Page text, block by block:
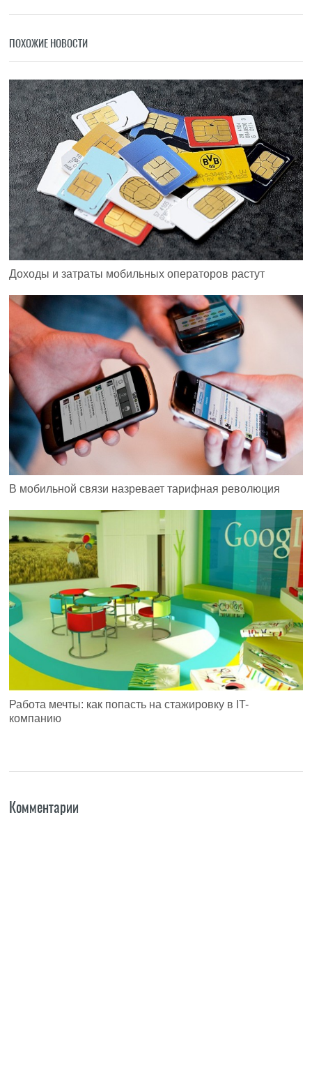
ПОХОЖИЕ НОВОСТИ
Доходы и затраты мобильных операторов растут
В мобильной связи назревает тарифная революция
Работа мечты: как попасть на стажировку в IT-
компанию
Комментарии